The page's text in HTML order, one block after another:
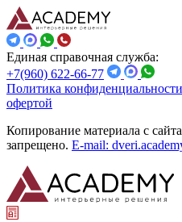
Единая справочная служба:
+7(960) 622-66-77
Политика конфиденциальности
офертой
Копирование материала с
запрещено. E-mail: